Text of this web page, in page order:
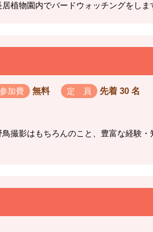
植物園内でバードウォッチングをしま
参加費 無料 定 員 先着 30 名
撮影はもちろんのこと、豊富な経験